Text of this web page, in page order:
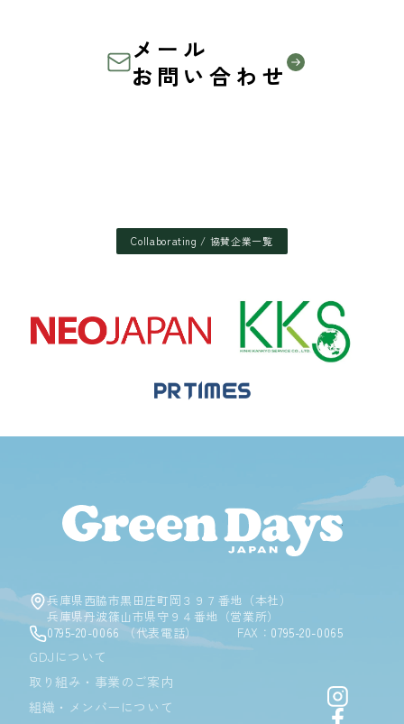
メール
お問い合わせ
Collaborating / 協賛企業一覧
GDJについて
取り組み・事業のご案内
組織・メンバーについて
Green
兵庫県西脇市黒田庄町岡３９７番地（本社）
兵庫県丹波篠山市県守９４番地（営業所）
0795-20-0066 （代表電話） FAX： 0795-20-0065